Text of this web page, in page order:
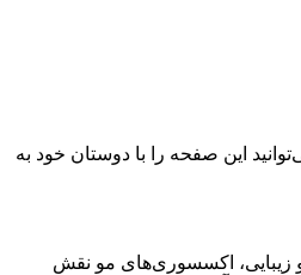
این صفحه را با دوستان خود به
زیبایی، اکسسوری‌های مو نقش